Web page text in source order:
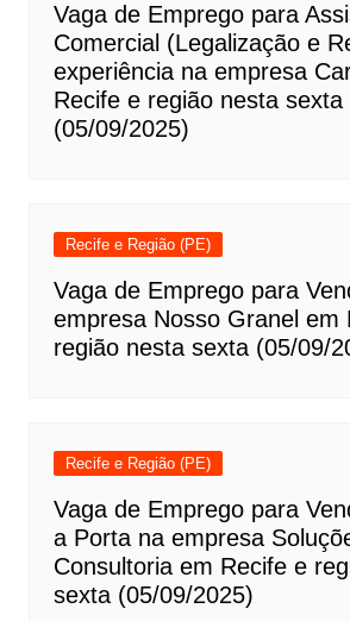
Vaga de Emprego para
Comercial (Legalização e
experiência na empresa
Recife e região nesta sexta
(05/09/2025)
Recife e Região (PE)
Vaga de Emprego para
empresa Nosso Granel em
região nesta sexta (05/09/
Recife e Região (PE)
Vaga de Emprego para
a Porta na empresa
Consultoria em Recife e
sexta (05/09/2025)